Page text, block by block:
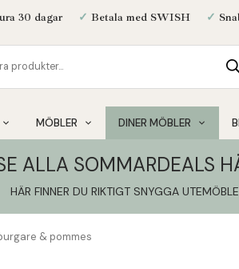
30 dagar ✓ Betala med SWISH ✓
MÖBLER DINER MÖBLER
ALLA SOMMARDEALS
HÄR FINNER DU RIKTIGT SNYGGA
& pommes